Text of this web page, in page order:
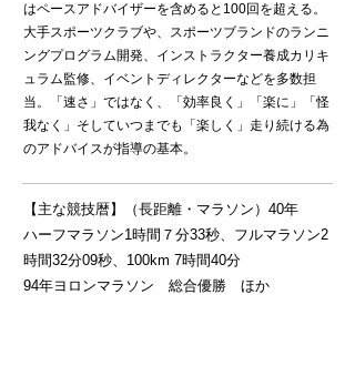
はペースアドバイザーを含めると100回を超える。
大手スポーツクラブや、スポーツブランドのランニ
ングプログラム開発、インストラクター養成カリキ
ュラム監修、イベントディレクターなどを多数担
当。「速さ」ではなく、「効率良く」「楽に」「怪
我なく」そしていつまでも「楽しく」走り続ける為
のアドバイスが指導の基本。
【主な競技暦】（長距離・マラソン）40年
ハーフマラソン1時間７分33秒、フルマラソン2
時間32分09秒、100km 7時間40分
94年ヨロンマラソン 総合優勝 ほか